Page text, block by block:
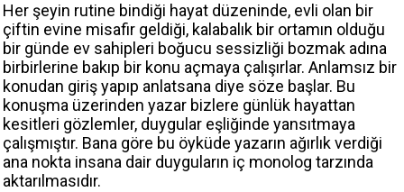
Her şeyin rutine bindiği hayat düzeninde, evli olan bir
çiftin evine misafir geldiği, kalabalık bir ortamın olduğu
bir günde ev sahipleri boğucu sessizliği bozmak adına
birbirlerine bakıp bir konu açmaya çalışırlar. Anlamsız bir
konudan giriş yapıp anlatsana diye söze başlar. Bu
konuşma üzerinden yazar bizlere günlük hayattan
kesitleri gözlemler, duygular eşliğinde yansıtmaya
çalışmıştır. Bana göre bu öyküde yazarın ağırlık verdiği
ana nokta insana dair duyguların iç monolog tarzında
aktarılmasıdır.